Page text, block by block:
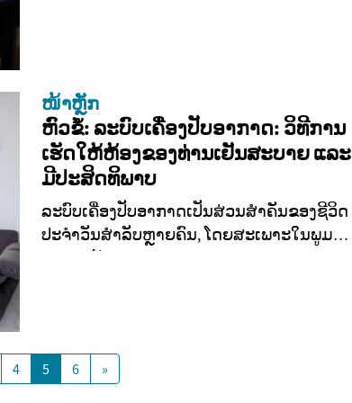
ໜ້າຫຼັກ
ຫົວຂໍ້: ລະບົບເຄື່ອງປັບອາກາດ: ວິທີການ
ເຮັດໃຫ້ຫ້ອງຂອງທ່ານເຢັນສະບາຍ ແລະ
ມີປະສິດທິພາບ
ລະບົບເຄື່ອງປັບອາກາດເປັນສ່ວນສຳຄັນຂອງຊີວິດ
ປະຈຳວັນສຳລັບຫຼາຍຄົນ, ໂດຍສະເພາະໃນພູມ
4 5 6 »